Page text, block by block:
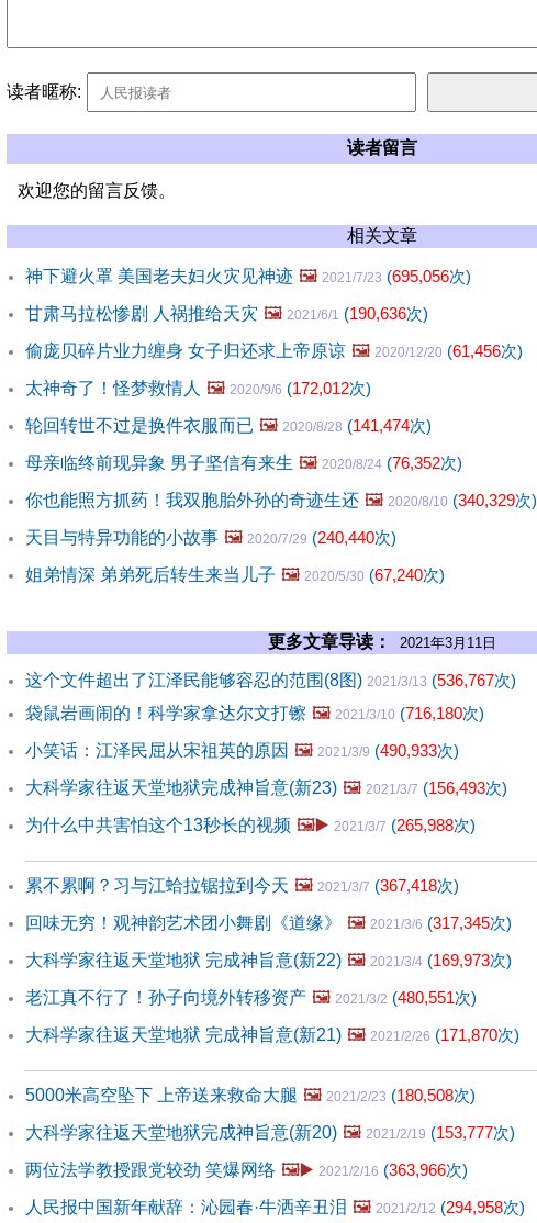
读者暱称:
读者留言
欢迎您的留言反馈。
相关文章
神下避火罩 美国老夫妇火灾见神迹 🖼️ 2021/7/23 (695,056次)
甘肃马拉松惨剧 人祸推给天灾 🖼️ 2021/6/1 (190,636次)
偷庞贝碎片业力缠身 女子归还求上帝原谅 🖼️ 2020/12/20 (61,456次)
太神奇了！怪梦救情人 🖼️ 2020/9/6 (172,012次)
轮回转世不过是换件衣服而已 🖼️ 2020/8/28 (141,474次)
母亲临终前现异象 男子坚信有来生 🖼️ 2020/8/24 (76,352次)
你也能照方抓药！我双胞胎外孙的奇迹生还 🖼️ 2020/8/10 (340,329次)
天目与特异功能的小故事 🖼️ 2020/7/29 (240,440次)
姐弟情深 弟弟死后转生来当儿子 🖼️ 2020/5/30 (67,240次)
更多文章导读： 2021年3月11日
这个文件超出了江泽民能够容忍的范围(8图) 2021/3/13 (536,767次)
袋鼠岩画闹的！科学家拿达尔文打镲 🖼️ 2021/3/10 (716,180次)
小笑话：江泽民屈从宋祖英的原因 🖼️ 2021/3/9 (490,933次)
大科学家往返天堂地狱完成神旨意(新23) 🖼️ 2021/3/7 (156,493次)
为什么中共害怕这个13秒长的视频 🖼️▶️ 2021/3/7 (265,988次)
累不累啊？习与江蛤拉锯拉到今天 🖼️ 2021/3/7 (367,418次)
回味无穷！观神韵艺术团小舞剧《道缘》
🖼️ 2021/3/6 (317,345次)
大科学家往返天堂地狱 完成神旨意(新22) 🖼️ 2021/3/4 (169,973次)
老江真不行了！孙子向境外转移资产 🖼️ 2021/3/2 (480,551次)
大科学家往返天堂地狱 完成神旨意(新21) 🖼️ 2021/2/26 (171,870次)
5000米高空坠下 上帝送来救命大腿 🖼️ 2021/2/23 (180,508次)
大科学家往返天堂地狱完成神旨意(新20) 🖼️ 2021/2/19 (153,777次)
两位法学教授跟党较劲 笑爆网络 🖼️▶️ 2021/2/16 (363,966次)
人民报中国新年献辞：沁园春·牛洒辛丑泪 🖼️ 2021/2/12 (294,958次)